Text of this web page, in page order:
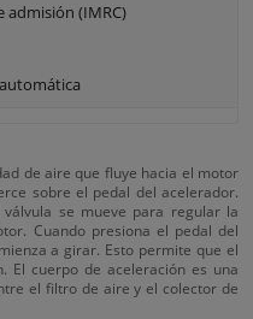
admisión (IMRC)
de aire que fluye hacia el motor
sobre el pedal del acelerador.
se mueve para regular la
Cuando presiona el pedal del
a girar. Esto permite que el
El cuerpo de aceleración es una
el filtro de aire y el colector de